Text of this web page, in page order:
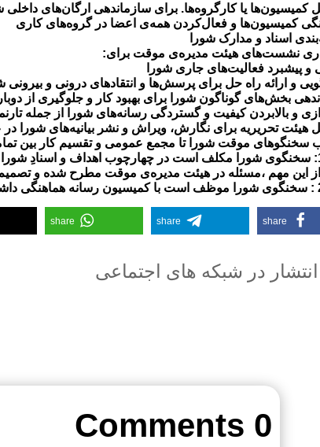
و پیشبرد فعالیت‌های جاری شورا
و ارائه راه حل برای پرسش‌ها و انتقادهای درونی و بیرونی
بخش‌های گوناگون شورا برای بهبود کار و جلوگیری از
تبصره 1: سخنگوی شورا مکلف است در چهارچوب اهداف و اسنادِ
این مهم ،مسئله در هیئت مدیره‌ی موقت مطرح شده و تصمیم
share
share
share
در شبکه های اجتماعی
0 Comments